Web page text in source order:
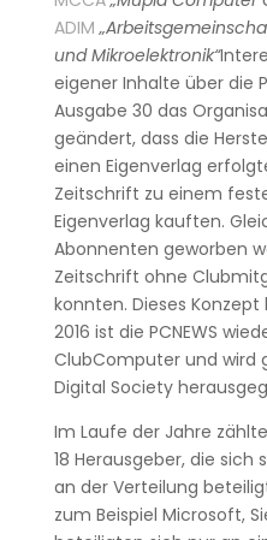
ADIM
und Mikroelektronik“
eigener Inhalte über die
Ausgabe 30 das
geändert, dass die
einen Eigenverlag
Zeitschrift zu einem
Eigenverlag kauften.
Abonnenten geworben
Zeitschrift ohne
konnten. Dieses Konzept
2016 ist die PCNEWS
ClubComputer und wird
Digital Society
Im Laufe der Jahre
18 Herausgeber, die
an der Verteilung
zum Beispiel Microsoft,